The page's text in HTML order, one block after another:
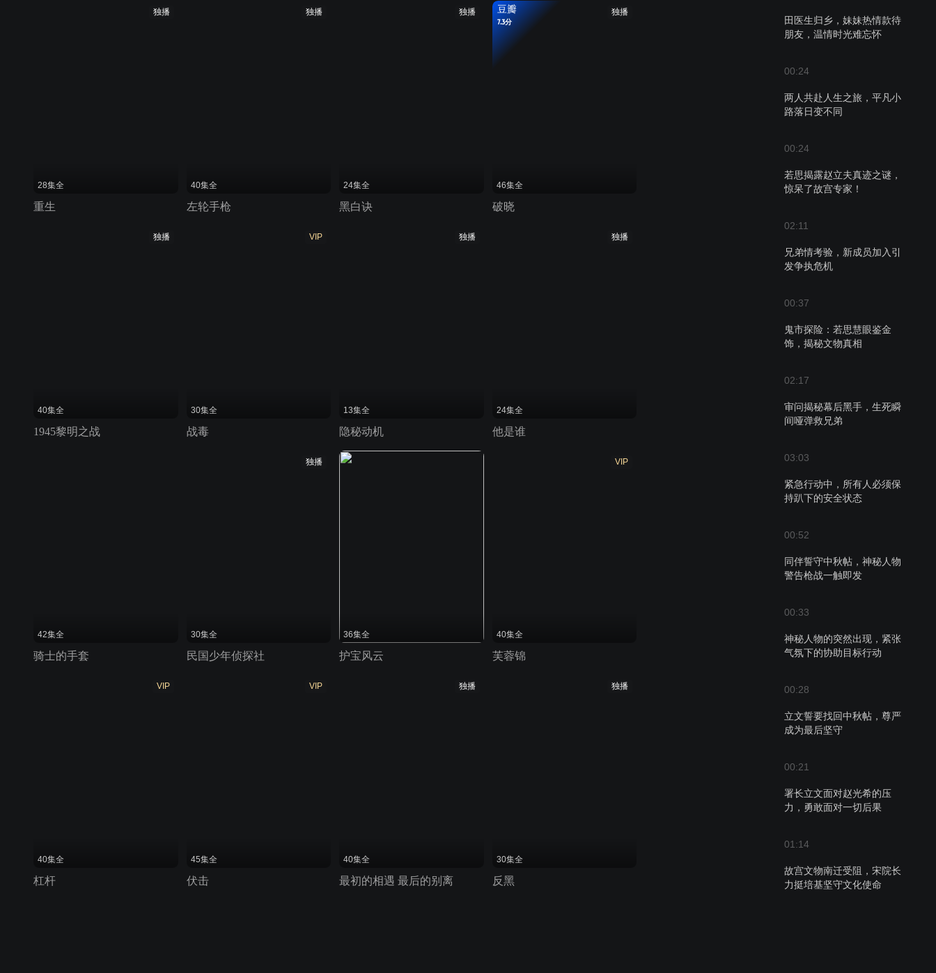
田医生归乡，妹妹热情款待
朋友，温情时光难忘怀
00:24
两人共赴人生之旅，平凡小
路落日变不同
00:24
若思揭露赵立夫真迹之谜，
惊呆了故宫专家！
02:11
兄弟情考验，新成员加入引
发争执危机
00:37
鬼市探险：若思慧眼鉴金
饰，揭秘文物真相
02:17
审问揭秘幕后黑手，生死瞬
间哑弹救兄弟
03:03
紧急行动中，所有人必须保
持趴下的安全状态
00:52
同伴誓守中秋帖，神秘人物
警告枪战一触即发
00:33
神秘人物的突然出现，紧张
气氛下的协助目标行动
00:28
立文誓要找回中秋帖，尊严
成为最后坚守
00:21
署长立文面对赵光希的压
力，勇敢面对一切后果
01:14
故宫文物南迁受阻，宋院长
力挺培基坚守文化使命
独播
28集全
重生
独播
40集全
左轮手枪
独播
24集全
黑白诀
独播
豆瓣
7.3分
46集全
破晓
独播
40集全
1945黎明之战
VIP
30集全
战毒
独播
13集全
隐秘动机
独播
24集全
他是谁
42集全
骑士的手套
独播
30集全
民国少年侦探社
36集全
护宝风云
VIP
40集全
芙蓉锦
VIP
40集全
杠杆
VIP
45集全
伏击
独播
40集全
最初的相遇 最后的别离
独播
30集全
反黑